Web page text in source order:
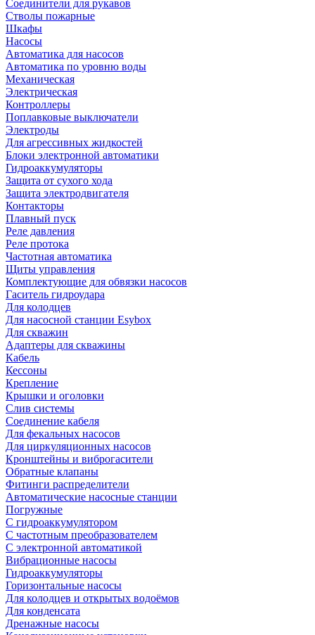
Соединители для рукавов
Стволы пожарные
Шкафы
Насосы
Автоматика для насосов
Автоматика по уровню воды
Механическая
Электрическая
Контроллеры
Поплавковые выключатели
Электроды
Для агрессивных жидкостей
Блоки электронной автоматики
Гидроаккумуляторы
Защита от сухого хода
Защита электродвигателя
Контакторы
Плавный пуск
Реле давления
Реле протока
Частотная автоматика
Щиты управления
Комплектующие для обвязки насосов
Гаситель гидроудара
Для колодцев
Для насосной станции Esybox
Для скважин
Адаптеры для скважины
Кабель
Кессоны
Крепление
Крышки и оголовки
Слив системы
Соединение кабеля
Для фекальных насосов
Для циркуляционных насосов
Кронштейны и виброгасители
Обратные клапаны
Фитинги распределители
Автоматические насосные станции
Погружные
С гидроаккумулятором
С частотным преобразователем
С электронной автоматикой
Вибрационные насосы
Гидроаккумуляторы
Горизонтальные насосы
Для колодцев и открытых водоёмов
Для конденсата
Дренажные насосы